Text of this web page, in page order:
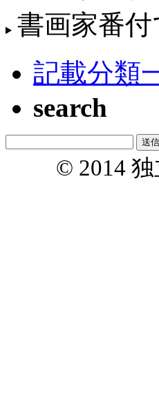
書画家番
記載分類
search
© 2014